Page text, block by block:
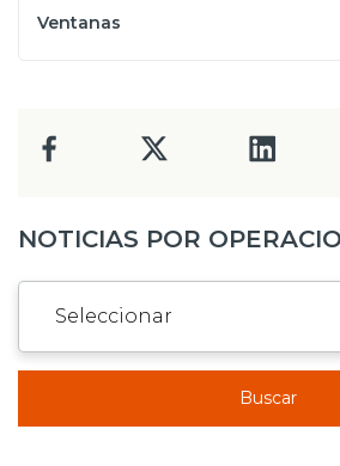
Ventanas
NOTICIAS POR
Buscar